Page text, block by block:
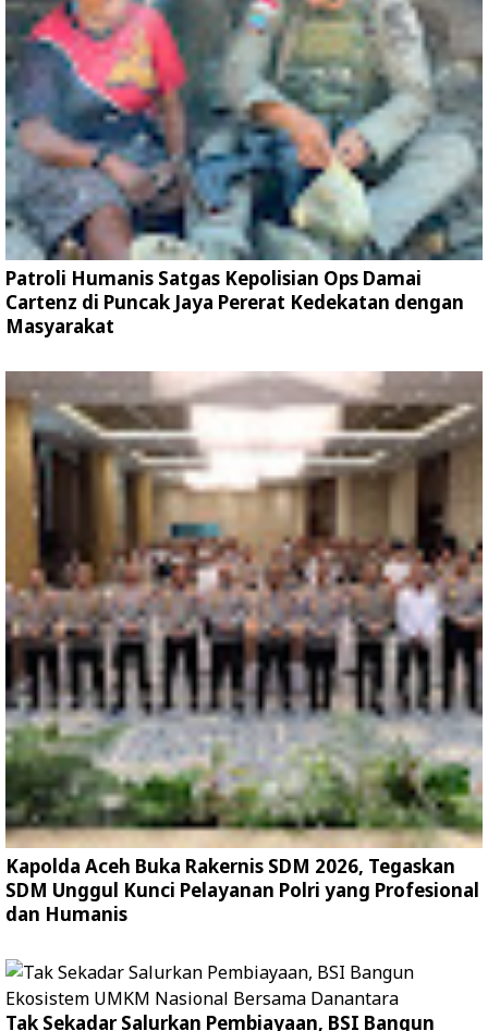
Patroli Humanis Satgas Kepolisian Ops Damai
Cartenz di Puncak Jaya Pererat Kedekatan dengan
Masyarakat
Kapolda Aceh Buka Rakernis SDM 2026, Tegaskan
SDM Unggul Kunci Pelayanan Polri yang Profesional
dan Humanis
Tak Sekadar Salurkan Pembiayaan, BSI Bangun